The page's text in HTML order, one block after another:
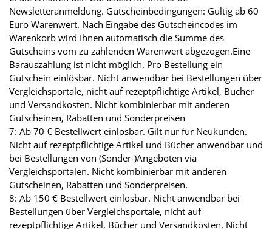
Newsletteranmeldung. Gutscheinbedingungen: Gültig ab 60
Euro Warenwert. Nach Eingabe des Gutscheincodes im
Warenkorb wird Ihnen automatisch die Summe des
Gutscheins vom zu zahlenden Warenwert abgezogen.Eine
Barauszahlung ist nicht möglich. Pro Bestellung ein
Gutschein einlösbar. Nicht anwendbar bei Bestellungen über
Vergleichsportale, nicht auf rezeptpflichtige Artikel, Bücher
und Versandkosten. Nicht kombinierbar mit anderen
Gutscheinen, Rabatten und Sonderpreisen
7: Ab 70 € Bestellwert einlösbar. Gilt nur für Neukunden.
Nicht auf rezeptpflichtige Artikel und Bücher anwendbar und
bei Bestellungen von (Sonder-)Angeboten via
Vergleichsportalen. Nicht kombinierbar mit anderen
Gutscheinen, Rabatten und Sonderpreisen.
8: Ab 150 € Bestellwert einlösbar. Nicht anwendbar bei
Bestellungen über Vergleichsportale, nicht auf
rezeptpflichtige Artikel, Bücher und Versandkosten. Nicht